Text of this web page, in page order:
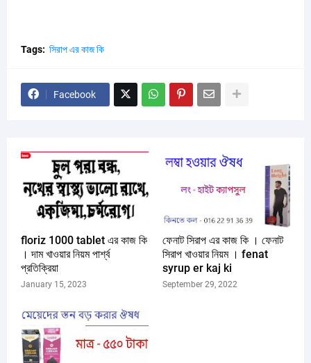
Tags: সিরাপ এর কাজ কি
Facebook
floriz 1000 tablet এর কাজ কি
। দাম খাওয়ার নিয়ম পার্শ্ব
প্রতিক্রিয়া
January 15, 2023
ফেনাট সিরাপ এর কাজ কি । ফেনাট
সিরাপ খাওয়ার নিয়ম । fenat
syrup er kaj ki
September 29, 2022